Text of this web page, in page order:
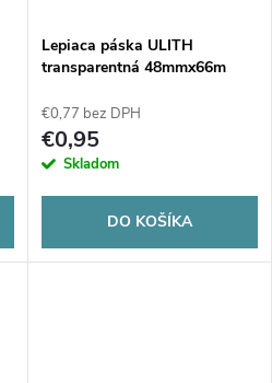
Lepiaca páska ULITH
transparentná 48mmx66m
€0,77 bez DPH
€0,95
Skladom
DO KOŠÍKA